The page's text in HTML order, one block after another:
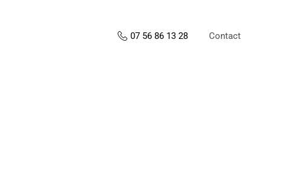
07 56 86 13 28 Contact